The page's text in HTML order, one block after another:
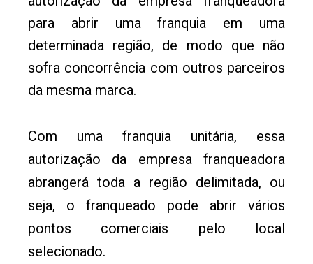
para abrir uma franquia em uma
determinada região, de modo que não
sofra concorrência com outros parceiros
da mesma marca.
Com uma franquia unitária, essa
autorização da empresa franqueadora
abrangerá toda a região delimitada, ou
seja, o franqueado pode abrir vários
pontos comerciais pelo local
selecionado.